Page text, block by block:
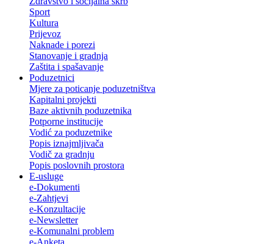
Sport
Kultura
Prijevoz
Naknade i porezi
Stanovanje i gradnja
Zaštita i spašavanje
Poduzetnici
Mjere za poticanje poduzetništva
Kapitalni projekti
Baze aktivnih poduzetnika
Potporne institucije
Vodić za poduzetnike
Popis iznajmljivača
Vodič za gradnju
Popis poslovnih prostora
E-usluge
e-Dokumenti
e-Zahtjevi
e-Konzultacije
e-Newsletter
e-Komunalni problem